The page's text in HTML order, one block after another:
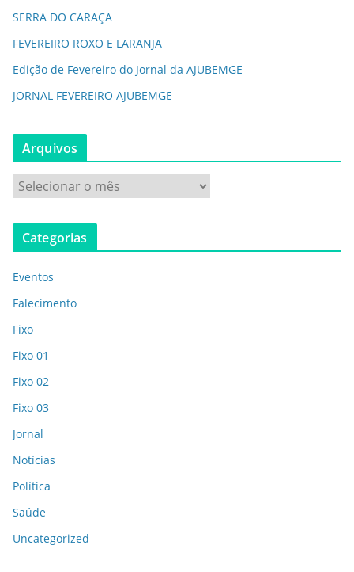
SERRA DO CARAÇA
FEVEREIRO ROXO E LARANJA
Edição de Fevereiro do Jornal da AJUBEMGE
JORNAL FEVEREIRO AJUBEMGE
Arquivos
Categorias
Eventos
Falecimento
Fixo
Fixo 01
Fixo 02
Fixo 03
Jornal
Notícias
Política
Saúde
Uncategorized